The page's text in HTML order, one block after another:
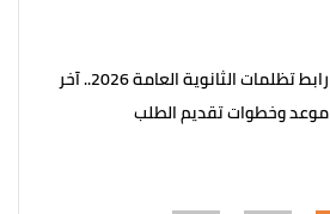
رابط تظلمات الثانوية العامة 2026.. آخر
موعد وخطوات تقديم الطلب